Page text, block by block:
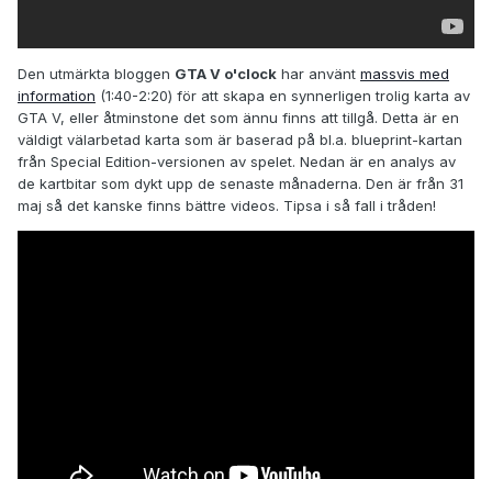
Den utmärkta bloggen GTA V o'clock har använt massvis med
information (1:40-2:20) för att skapa en synnerligen trolig karta av
GTA V, eller åtminstone det som ännu finns att tillgå. Detta är en
väldigt välarbetad karta som är baserad på bl.a. blueprint-kartan
från Special Edition-versionen av spelet. Nedan är en analys av
de kartbitar som dykt upp de senaste månaderna. Den är från 31
maj så det kanske finns bättre videos. Tipsa i så fall i tråden!